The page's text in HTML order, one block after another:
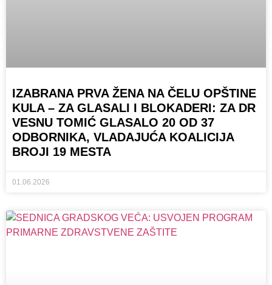
IZABRANA PRVA ŽENA NA ČELU OPŠTINE
KULA – ZA GLASALI I BLOKADERI: ZA DR
VESNU TOMIĆ GLASALO 20 OD 37
ODBORNIKA, VLADAJUĆA KOALICIJA
BROJI 19 MESTA
01.06.2026